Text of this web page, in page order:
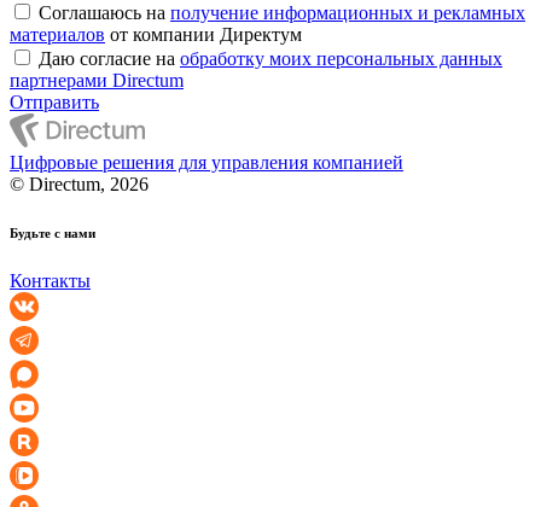
Соглашаюсь на получение информационных и рекламных
материалов от компании Директум
Даю согласие на обработку моих персональных данных
партнерами Directum
Отправить
Цифровые решения для управления компанией
© Directum, 2026
Будьте с нами
Контакты